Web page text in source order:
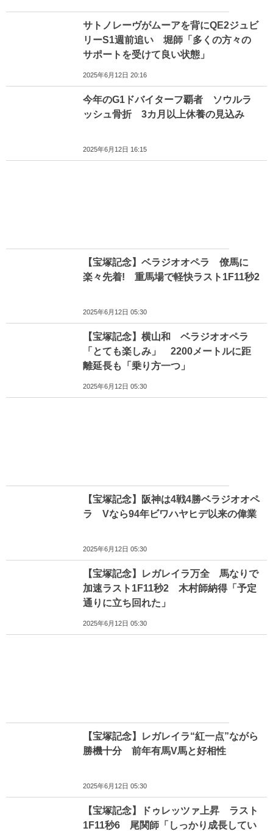
サトノレーヴがムーアを背にQE2ジュビ
リーS1週前追い 堀師「多くの方々の
サポートを受けて良い状態」
2025年6月12日 20:16
今年のG1ドバイターフ覇者 ソウルラ
ッシュ骨折 3カ月以上休養の見込み
2025年6月12日 16:15
【宝塚記念】ベラジオオペラ 僚馬に
楽々先着! 重馬場で軽快ラスト1F11秒2
2025年6月12日 05:30
【宝塚記念】横山和 ベラジオオペラ
「とても楽しみ」 2200メートルに距
離延長も「乗り方一つ」
2025年6月12日 05:30
【宝塚記念】阪神は4戦4勝ベラジオオペ
ラ Vなら94年ビワハヤヒデ以来の偉業
2025年6月12日 05:30
【宝塚記念】レガレイラ万全 馬なりで
加速ラスト1F11秒2 木村師納得「予定
通りに立ち回れた」
2025年6月12日 05:30
【宝塚記念】レガレイラ“紅一点”ながら
勝機十分 前年有馬V馬と好相性
2025年6月12日 05:30
【宝塚記念】ドゥレッツァ上昇 ラスト
1F11秒6 尾関師「しっかり成長してい